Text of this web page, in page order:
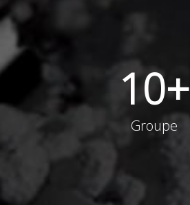
10+
Groupe